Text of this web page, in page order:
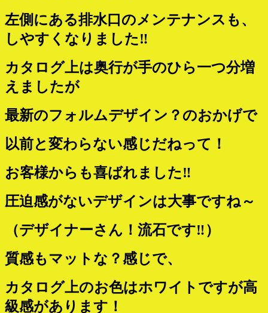
左側にある排水口のメンテナンスも、
しやすくなりました‼
カタログ上は奥行が手のひら一つ分増
えましたが
最新のフォルムデザイン？のおかげで
以前と変わらない感じだねって！
お客様からも喜ばれました‼
圧迫感がないデザインは大事ですね～
（デザイナーさん！流石です‼）
質感もマットな？感じで、
カタログ上のお色はホワイトですが高
級感があります！